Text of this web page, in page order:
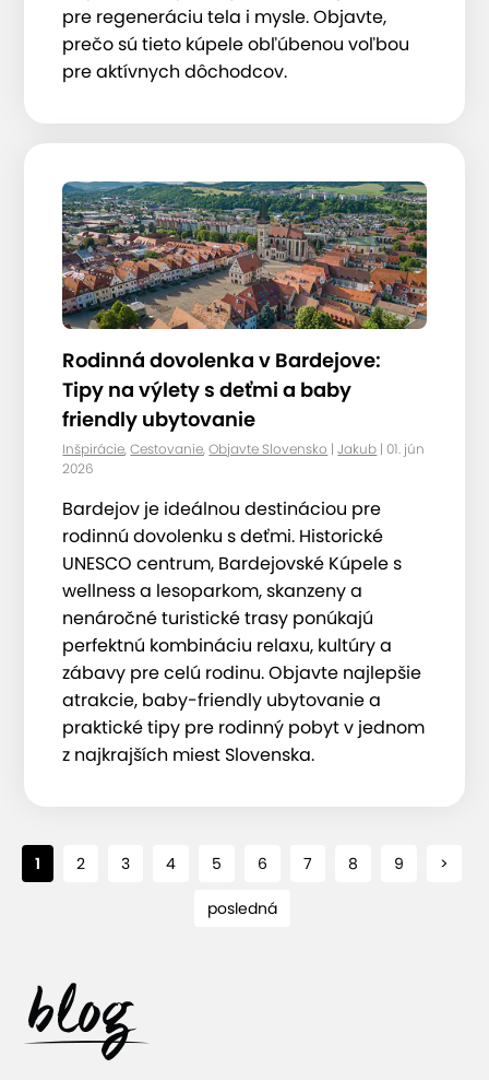
pre regeneráciu tela i mysle. Objavte,
prečo sú tieto kúpele obľúbenou voľbou
pre aktívnych dôchodcov.
Rodinná dovolenka v Bardejove:
Tipy na výlety s deťmi a baby
friendly ubytovanie
Inšpirácie,Cestovanie,Objavte Slovensko |Jakub | 01. jún
2026
Bardejov je ideálnou destináciou pre
rodinnú dovolenku s deťmi. Historické
UNESCO centrum, Bardejovské Kúpele s
wellness a lesoparkom, skanzeny a
nenáročné turistické trasy ponúkajú
perfektnú kombináciu relaxu, kultúry a
zábavy pre celú rodinu. Objavte najlepšie
atrakcie, baby-friendly ubytovanie a
praktické tipy pre rodinný pobyt v jednom
z najkrajších miest Slovenska.
1 2 3 4 5 6 7 8 9 >
posledná